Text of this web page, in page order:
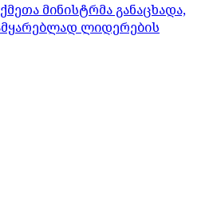
მინისტრმა განაცხადა,
ლიდერების